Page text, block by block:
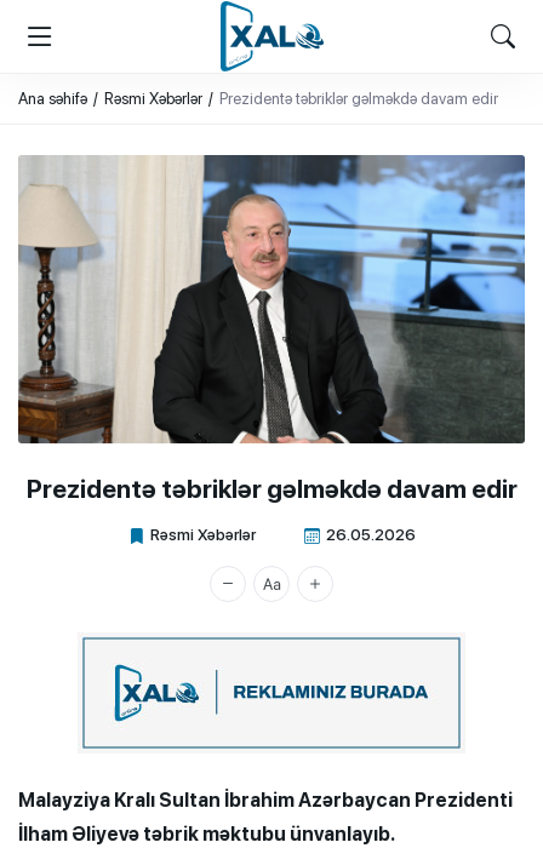
XALQ.ONLINE
ONLAYN PLATFORMA
Ana səhifə Rəsmi Xəbərlər Prezidentə təbriklər gəlməkdə davam edir
Prezidentə təbriklər gəlməkdə davam edir
Rəsmi Xəbərlər 26.05.2026
Xalq.Online
Malayziya Kralı Sultan İbrahim Azərbaycan Prezidenti
İlham Əliyevə təbrik məktubu ünvanlayıb.